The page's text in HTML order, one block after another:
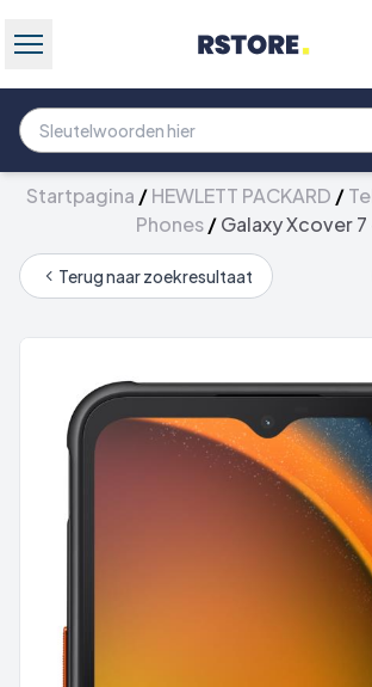
Startpagina /HEWLETT PACKARD /
Phones/Galaxy Xcover
Terug naar zoekresultaat